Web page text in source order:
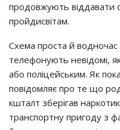
продовжують віддавати
пройдисвітам.
Схема проста й
телефонують невідомі,
або поліцейським. Як
повідомляє про те що
кшталт зберігав
транспортну пригоду з